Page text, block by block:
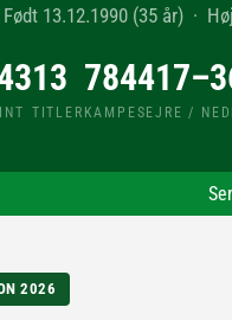
13.12.1990 (35 år) ·
13
TITLER
784
KAMPESEJRE /
2026